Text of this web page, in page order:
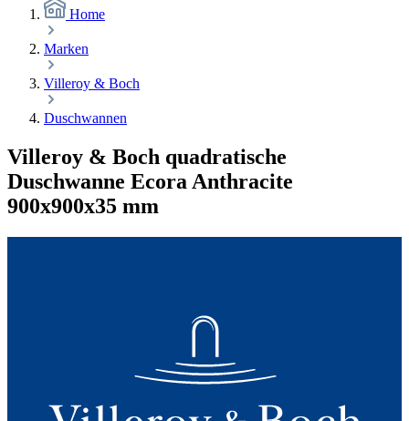
Home
Marken
Villeroy & Boch
Duschwannen
Villeroy & Boch quadratische
Duschwanne Ecora Anthracite
900x900x35 mm